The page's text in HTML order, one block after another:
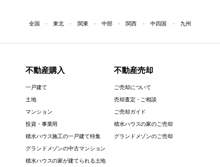
全国 東北 関東 中部 関西 中四国 九州
不動産購入
一戸建て
土地
マンション
投資・事業用
積水ハウス施工の一戸建て特集
グランドメゾンの中古マンション
積水ハウスの家が建てられる土地
不動産売却
ご売却について
売却査定・ご相談
ご売却ガイド
積水ハウスの家のご売却
グランドメゾンのご売却